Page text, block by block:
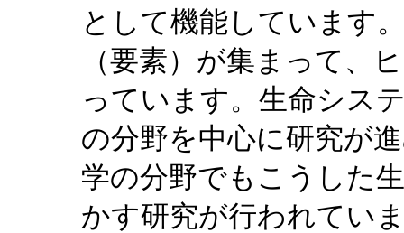
として機能しています
（要素）が集まって、
っています。生命シス
の分野を中心に研究が
学の分野でもこうした
かす研究が行われてい